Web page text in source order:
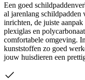
Een goed
al jarenlang
inrichten, de juiste
plexiglas en
comfortabele omgeving.
kunststoffen zo goed
jouw huisdieren een